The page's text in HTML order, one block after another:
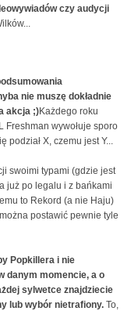
czy audycji
nie muszę dokładnie
akcja ;)Każdego roku
wywołuje sporo
podział X, czemu jest Y...
swoimi typami (gdzie jest
już po legalu i z bańkami
to Rekord (a nie Haju)
postawić pewnie tyle
Popkillera i nie
danym momencie, a o
sylwetce znajdziecie
lub wybór nietrafiony. To,